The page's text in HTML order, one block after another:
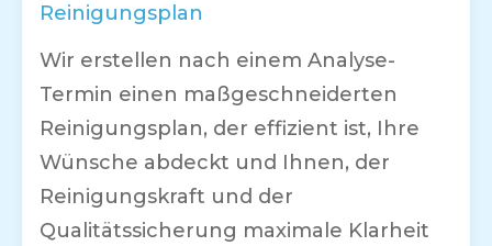
Reinigungsplan
Wir erstellen nach einem Analyse-
Termin einen maßgeschneiderten
Reinigungsplan, der effizient ist, Ihre
Wünsche abdeckt und Ihnen, der
Reinigungskraft und der
Qualitätssicherung maximale Klarheit